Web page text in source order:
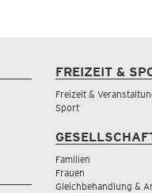
FREIZEIT &
Freizeit &
Sport
Familien
Frauen
Gleichbehandlung &